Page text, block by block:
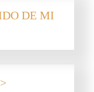
DE MI